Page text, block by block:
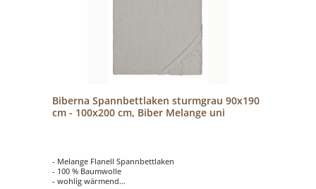
Biberna Spannbettlaken sturmgrau 90x190
cm - 100x200 cm, Biber Melange uni
- Melange Flanell Spannbettlaken
- 100 % Baumwolle
- wohlig wärmend